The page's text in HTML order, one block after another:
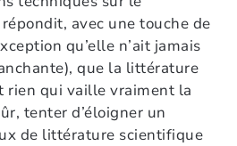
avec une touche de
qu’elle n’ait jamais
que la littérature
rien qui vaille vraiment la
tenter d’éloigner un
de littérature scientifique